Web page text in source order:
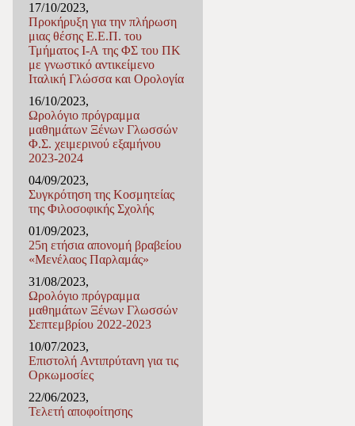
17/10/2023,
Προκήρυξη για την πλήρωση
μιας θέσης Ε.E.Π. του
Τμήματος I-Α της ΦΣ του ΠΚ
με γνωστικό αντικείμενο
Ιταλική Γλώσσα και Ορολογία
16/10/2023,
Ωρολόγιο πρόγραμμα
μαθημάτων Ξένων Γλωσσών
Φ.Σ. χειμερινού εξαμήνου
2023-2024
04/09/2023,
Συγκρότηση της Κοσμητείας
της Φιλοσοφικής Σχολής
01/09/2023,
25η ετήσια απονομή βραβείου
«Μενέλαος Παρλαμάς»
31/08/2023,
Ωρολόγιο πρόγραμμα
μαθημάτων Ξένων Γλωσσών
Σεπτεμβρίου 2022-2023
10/07/2023,
Επιστολή Αντιπρύτανη για τις
Ορκωμοσίες
22/06/2023,
Τελετή αποφοίτησης